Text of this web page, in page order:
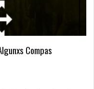
Compas